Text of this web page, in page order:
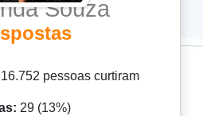
Souza
16.752 pessoas curtiram
29 (13%)